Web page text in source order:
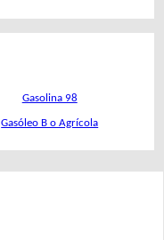
Gasolina 98
Gasóleo B o Agrícola